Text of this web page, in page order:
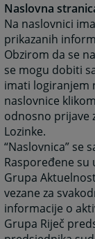
Naslovna
Na naslovnici
prikazanih
Obzirom da se
se mogu dobiti
imati logiranjem
naslovnice
odnosno prijave
Lozinke.
“Naslovnica” se
Raspoređene su
Grupa
vezane za
informacije o
Grupa Riječ